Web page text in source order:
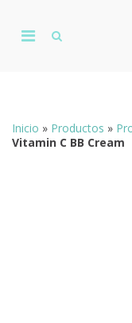
contentPrimary
Show
Inicio » Productos »
Vitamin C BB Cream